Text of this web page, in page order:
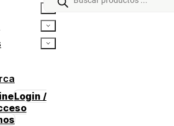
Login /
productos